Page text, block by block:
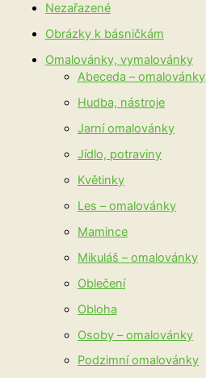
Nezařazené
Obrázky k básničkám
Omalovánky, vymalovánky
Abeceda – omalovánky
Hudba, nástroje
Jarní omalovánky
Jídlo, potraviny
Květinky
Les – omalovánky
Mamince
Mikuláš – omalovánky
Oblečení
Obloha
Osoby – omalovánky
Podzimní omalovánky